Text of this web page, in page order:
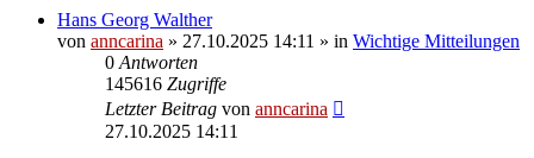
Hans Georg Walther
von anncarina » 27.10.2025 14:11 » in Wichtige Mitteilungen
0 Antworten
145616 Zugriffe
Letzter Beitrag von anncarina
27.10.2025 14:11